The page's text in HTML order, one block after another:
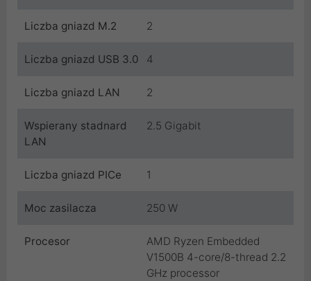
Liczba gniazd M.2 2
Liczba gniazd USB 3.0 4
Liczba gniazd LAN 2
Wspierany stadnard
LAN
2.5 Gigabit
Liczba gniazd PICe 1
Moc zasilacza 250 W
Procesor
AMD Ryzen Embedded
V1500B 4-core/8-thread 2.2
GHz processor